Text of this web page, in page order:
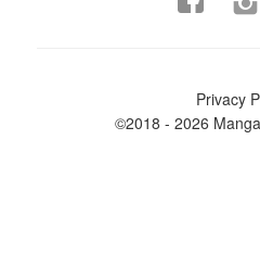
Privacy
©2018 - 2026